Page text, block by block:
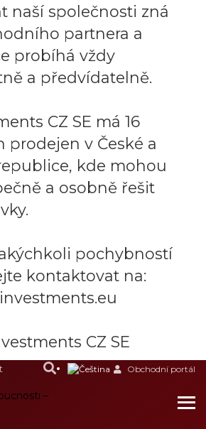
naší společnosti zná
partnera a
probíhá vždy
a předvídatelně.
CZ SE má 16
prodejen v České a
kde mohou
a osobně řešit
pochybností
kontaktovat na:
CZ SE
Obchodní portál